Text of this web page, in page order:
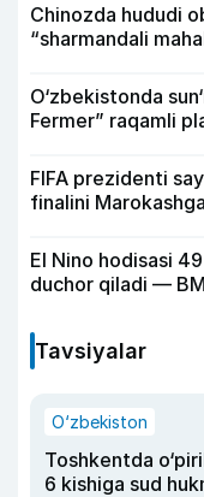
Chinozda hududi
“sharmandali
O‘zbekistonda
Fermer” raqamli
FIFA prezidenti
finalini
El Nino hodisasi
duchor qiladi —
Tavsiyalar
O‘zbekiston
Toshkentda
6 kishiga sud